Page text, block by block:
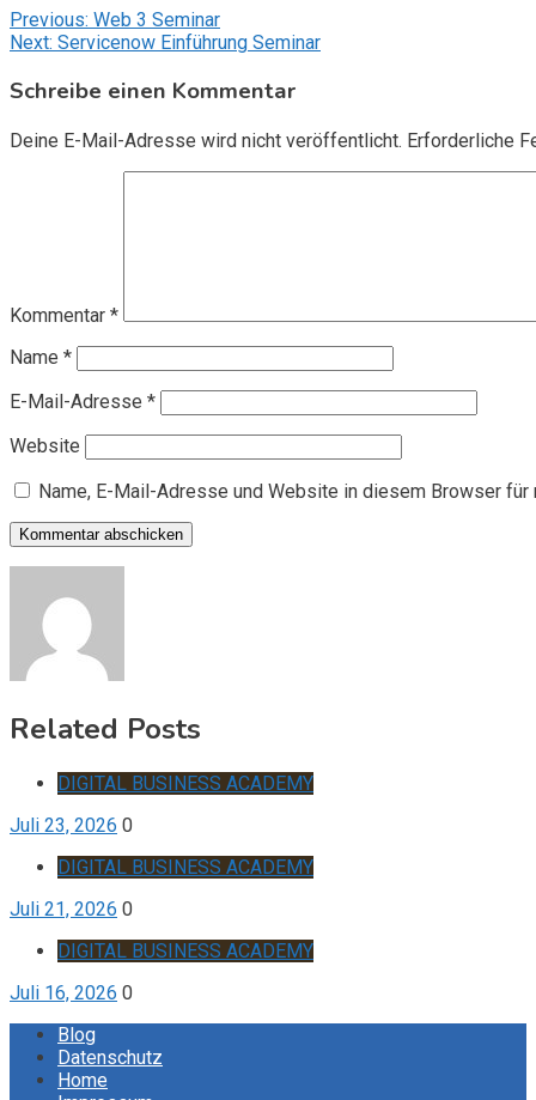
Beitragsnavigation
Previous: Web 3 Seminar
Next: Servicenow Einführung Seminar
Schreibe einen Kommentar
Deine E-Mail-Adresse wird nicht veröffentlicht. Erforderliche
Kommentar *
Name *
E-Mail-Adresse *
Website
Name, E-Mail-Adresse und Website in diesem Browser
Related Posts
DIGITAL BUSINESS ACADEMY
Juli 23, 2026 0
DIGITAL BUSINESS ACADEMY
Juli 21, 2026 0
DIGITAL BUSINESS ACADEMY
Juli 16, 2026 0
Blog
Datenschutz
Home